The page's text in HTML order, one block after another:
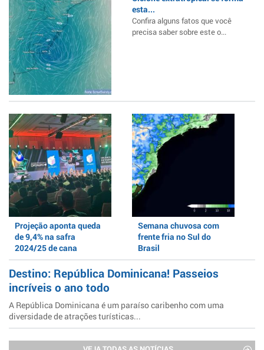
esta...
Confira alguns fatos que você
precisa saber sobre este o...
Projeção aponta queda
de 9,4% na safra
2024/25 de cana
Semana chuvosa com
frente fria no Sul do
Brasil
Destino: República Dominicana! Passeios
incríveis o ano todo
A República Dominicana é um paraíso caribenho com uma
diversidade de atrações turísticas...